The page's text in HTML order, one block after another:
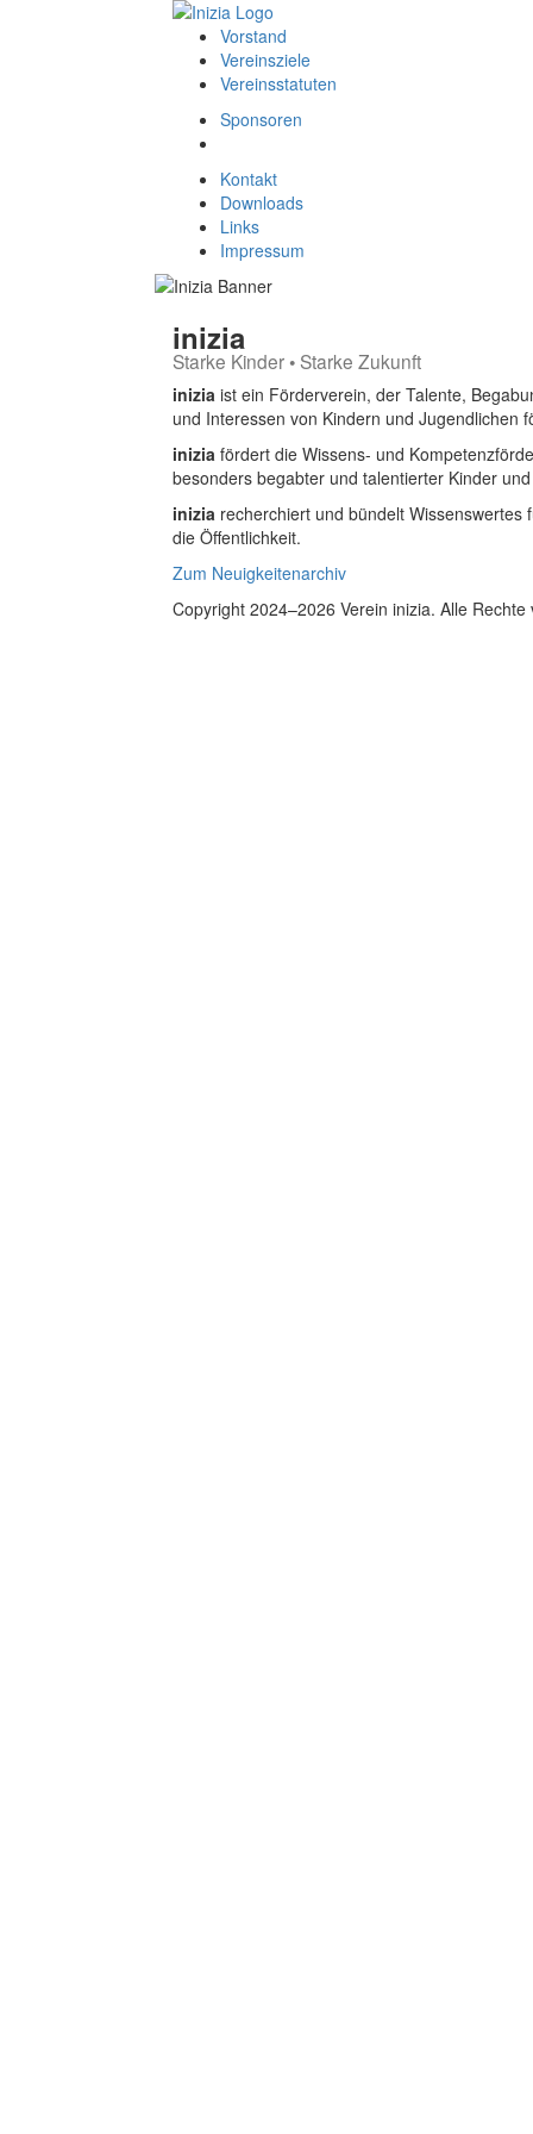
Vorstand
Vereinsziele
Vereinsstatuten
Sponsoren
Kontakt
Downloads
Links
Impressum
inizia
Starke Kinder • Starke Zukunft
inizia ist ein Förderverein, der Talente,
und Interessen von Kindern und Jugendlichen
inizia fördert die Wissens- und
besonders begabter und talentierter Kinder
inizia recherchiert und bündelt Wissenswertes
die Öffentlichkeit.
Zum Neuigkeitenarchiv
Copyright 2024–2026 Verein inizia. Alle Rechte